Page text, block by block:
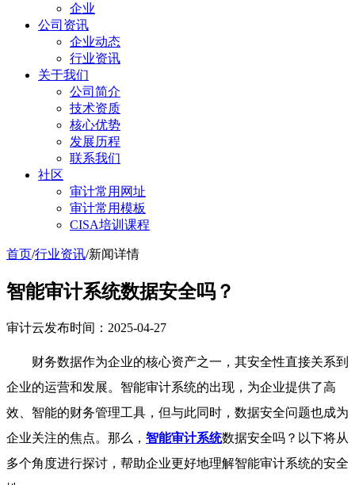
企业
公司资讯
企业动态
行业资讯
关于我们
公司简介
技术资质
核心优势
发展历程
联系我们
社区
审计常用网址
审计常用模板
CISA培训课程
首页/行业资讯/新闻详情
智能审计系统数据安全吗？
审计云发布时间：2025-04-27
财务数据作为企业的核心资产之一，其安全性直接关系到
企业的运营和发展。智能审计系统的出现，为企业提供了高
效、智能的财务管理工具，但与此同时，数据安全问题也成为
企业关注的焦点。那么， 智能审计系统数据安全吗？以下将从
多个角度进行探讨，帮助企业更好地理解智能审计系统的安全